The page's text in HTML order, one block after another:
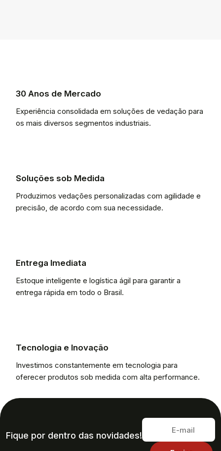
30 Anos de Mercado
Experiência consolidada em soluções de vedação para
os mais diversos segmentos industriais.
Soluções sob Medida
Produzimos vedações personalizadas com agilidade e
precisão, de acordo com sua necessidade.
Entrega Imediata
Estoque inteligente e logística ágil para garantir a
entrega rápida em todo o Brasil.
Tecnologia e Inovação
Investimos constantemente em tecnologia para
oferecer produtos sob medida com alta performance.
Fique por dentro das novidades!